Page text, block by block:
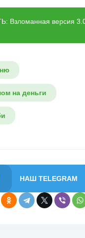
Взломанная версия
на деньги
НАШ TELEGRAM